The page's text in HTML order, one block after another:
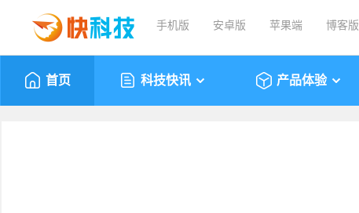
手机版 安卓版 苹果端 博客版
首页 科技快讯 产品体验